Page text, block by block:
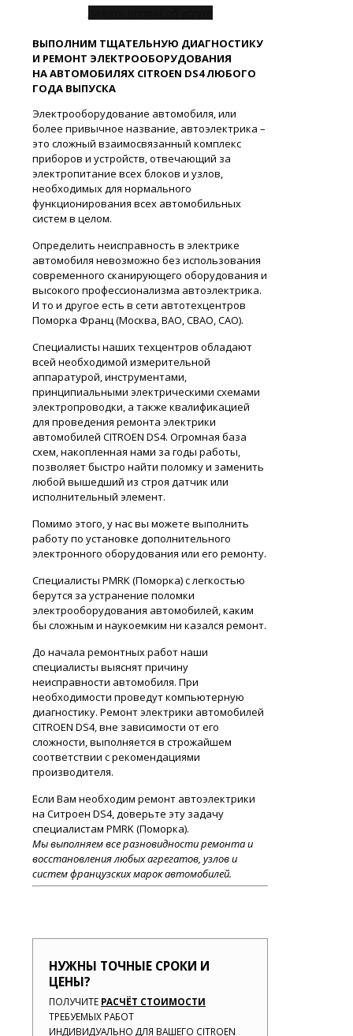
ВЫПОЛНИМ ТЩАТЕЛЬНУЮ ДИАГНОСТИКУ
И РЕМОНТ ЭЛЕКТРООБОРУДОВАНИЯ
НА АВТОМОБИЛЯХ CITROEN DS4 ЛЮБОГО
ГОДА ВЫПУСКА
Электрооборудование автомобиля, или
более привычное название, автоэлектрика –
это сложный взаимосвязанный комплекс
приборов и устройств, отвечающий за
электропитание всех блоков и узлов,
необходимых для нормального
функционирования всех автомобильных
систем в целом.
Определить неисправность в электрике
автомобиля невозможно без использования
современного сканирующего оборудования и
высокого профессионализма автоэлектрика.
И то и другое есть в сети автотехцентров
Поморка Франц (Москва, ВАО, СВАО, САО).
Специалисты наших техцентров обладают
всей необходимой измерительной
аппаратурой, инструментами,
принципиальными электрическими схемами
электропроводки, а также квалификацией
для проведения ремонта электрики
автомобилей CITROEN DS4. Огромная база
схем, накопленная нами за годы работы,
позволяет быстро найти поломку и заменить
любой вышедший из строя датчик или
исполнительный элемент.
Помимо этого, у нас вы можете выполнить
работу по установке дополнительного
электронного оборудования или его ремонту.
Специалисты PMRK (Поморка) с легкостью
берутся за устранение поломки
электрооборудования автомобилей, каким
бы сложным и наукоемким ни казался ремонт.
До начала ремонтных работ наши
специалисты выяснят причину
неисправности автомобиля. При
необходимости проведут компьютерную
диагностику. Ремонт электрики автомобилей
CITROEN DS4, вне зависимости от его
сложности, выполняется в строжайшем
соответствии с рекомендациями
производителя.
Если Вам необходим ремонт автоэлектрики
на Ситроен DS4, доверьте эту задачу
специалистам PMRK (Поморка).
Мы выполняем все разновидности ремонта и
восстановления любых агрегатов, узлов и
систем французских марок автомобилей.
НУЖНЫ ТОЧНЫЕ СРОКИ И
ЦЕНЫ?
ПОЛУЧИТЕ РАСЧЁТ СТОИМОСТИ
ТРЕБУЕМЫХ РАБОТ
ИНДИВИДУАЛЬНО ДЛЯ ВАШЕГО CITROEN